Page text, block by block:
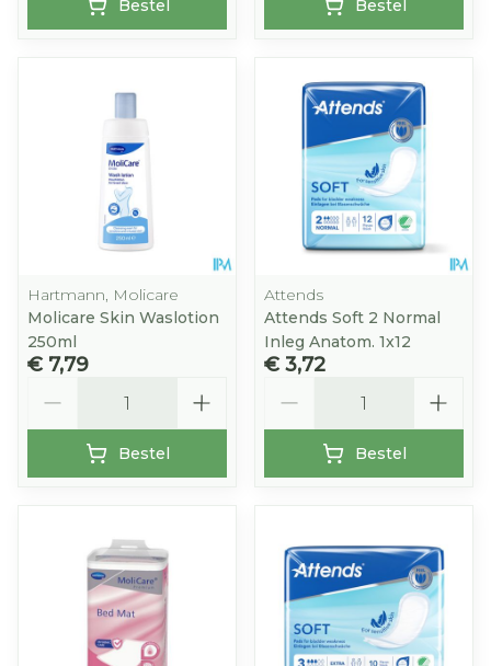
Bestel Bestel
Hartmann, Molicare
Molicare Skin Waslotion
250ml
€ 7,79
Bestel
Attends
Attends Soft 2 Normal
Inleg Anatom. 1x12
€ 3,72
Bestel